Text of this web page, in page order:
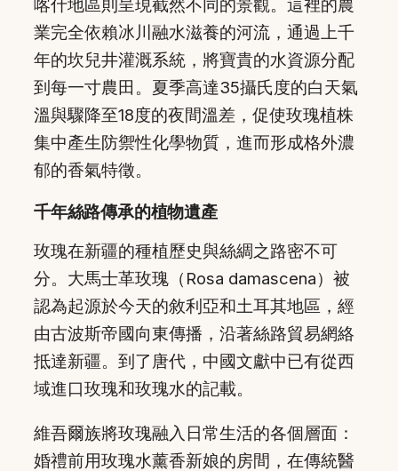
喀什地區則呈現截然不同的景觀。這裡的農
業完全依賴冰川融水滋養的河流，通過上千
年的坎兒井灌溉系統，將寶貴的水資源分配
到每一寸農田。夏季高達35攝氏度的白天氣
溫與驟降至18度的夜間溫差，促使玫瑰植株
集中產生防禦性化學物質，進而形成格外濃
郁的香氣特徵。
千年絲路傳承的植物遺產
玫瑰在新疆的種植歷史與絲綢之路密不可
分。大馬士革玫瑰（Rosa damascena）被
認為起源於今天的敘利亞和土耳其地區，經
由古波斯帝國向東傳播，沿著絲路貿易網絡
抵達新疆。到了唐代，中國文獻中已有從西
域進口玫瑰和玫瑰水的記載。
維吾爾族將玫瑰融入日常生活的各個層面：
婚禮前用玫瑰水薰香新娘的房間，在傳統醫